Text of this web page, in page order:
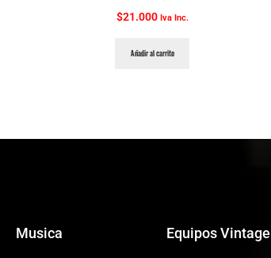
$21.000 Iva Inc.
Añadir al carrito
Musica Equipos Vintage